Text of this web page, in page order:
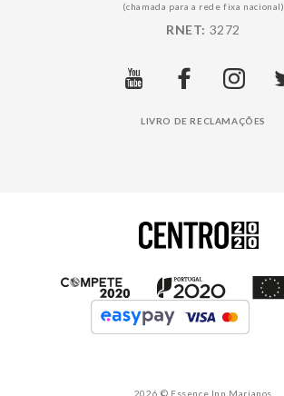
(chamada para a rede fixa nacional)
RNET: 3272
LIVRO DE RECLAMAÇÕES
2026 © Essence Inn Marianos